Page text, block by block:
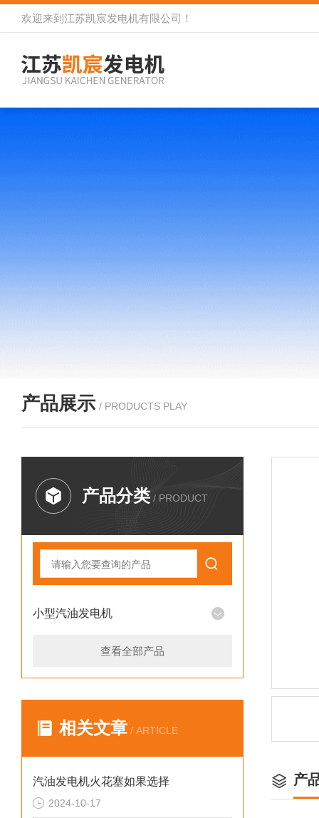
欢迎来到 江苏凯宸发电机有限公司 ！
产品展示 / PRODUCTS PLAY
产品分类 / PRODUCT
小型汽油发电机
查看全部产品
相关文章 / ARTICLE
汽油发电机火花塞如果选择
2024-10-17
产